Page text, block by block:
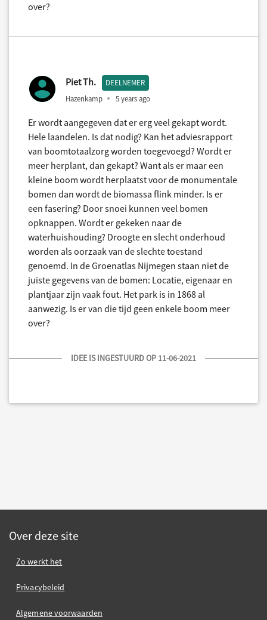
over?
Piet Th. DEELNEMER
Hazenkamp 5 years ago
Er wordt aangegeven dat er erg veel gekapt wordt.
Hele laandelen. Is dat nodig? Kan het adviesrapport
van boomtotaalzorg worden toegevoegd? Wordt er
meer herplant, dan gekapt? Want als er maar een
kleine boom wordt herplaatst voor de monumentale
bomen dan wordt de biomassa flink minder. Is er
een fasering? Door snoei kunnen veel bomen
opknappen. Wordt er gekeken naar de
waterhuishouding? Droogte en slecht onderhoud
worden als oorzaak van de slechte toestand
genoemd. In de Groenatlas Nijmegen staan niet de
juiste gegevens van de bomen: Locatie, eigenaar en
plantjaar zijn vaak fout. Het park is in 1868 al
aanwezig. Is er van die tijd geen enkele boom meer
over?
IDEE IS INGESTUURD OP 11-06-2021
Over deze site
Zo werkt het
Privacybeleid
Algemene voorwaarden